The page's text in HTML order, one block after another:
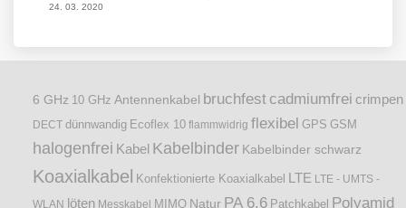
24. 03. 2020
6 GHz 10 GHz Antennenkabel bruchfest cadmiumfrei crimpen
DECT dünnwandig Ecoflex 10 flammwidrig flexibel GPS GSM
halogenfrei Kabel Kabelbinder Kabelbinder schwarz
Koaxialkabel Konfektionierte Koaxialkabel LTE LTE - UMTS -
WLAN
löten Messkabel MIMO Natur PA 6.6 Patchkabel Polyamid